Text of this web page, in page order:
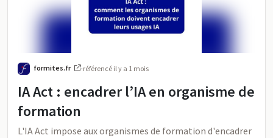
formites.fr ·référencé il y a 1 mois
IA Act : encadrer l’IA en organisme de
formation
L'IA Act impose aux organismes de formation d'encadrer